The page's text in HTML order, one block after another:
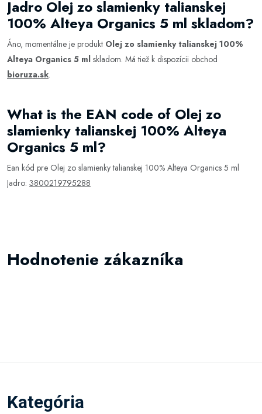
Jadro Olej zo slamienky talianskej
100% Alteya Organics 5 ml skladom?
Áno, momentálne je produkt Olej zo slamienky talianskej 100%
Alteya Organics 5 ml skladom. Má tiež k dispozícii obchod
bioruza.sk.
What is the EAN code of Olej zo
slamienky talianskej 100% Alteya
Organics 5 ml?
Ean kód pre Olej zo slamienky talianskej 100% Alteya Organics 5 ml
Jadro: 3800219795288
Hodnotenie zákazníka
Kategória